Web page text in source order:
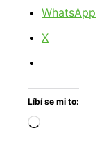
WhatsApp
X
Líbí se mi to:
Načítání…